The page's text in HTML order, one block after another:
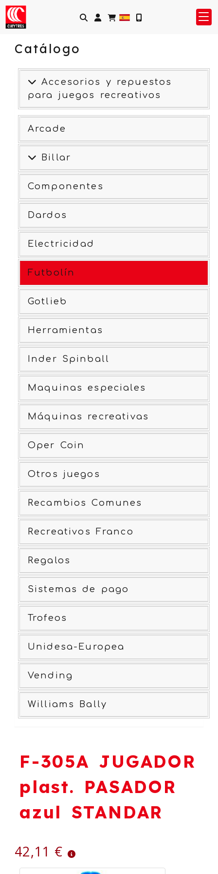
Identifícate
Catálogo
Accesorios y repuestos
para juegos recreativos
Arcade
Billar
Componentes
Dardos
Electricidad
Futbolín
Gotlieb
Herramientas
Inder Spinball
Maquinas especiales
Máquinas recreativas
Oper Coin
Otros juegos
Recambios Comunes
Recreativos Franco
Regalos
Sistemas de pago
Trofeos
Unidesa-Europea
Vending
Williams Bally
F-305A JUGADOR
plast. PASADOR
azul STANDAR
42,11 €